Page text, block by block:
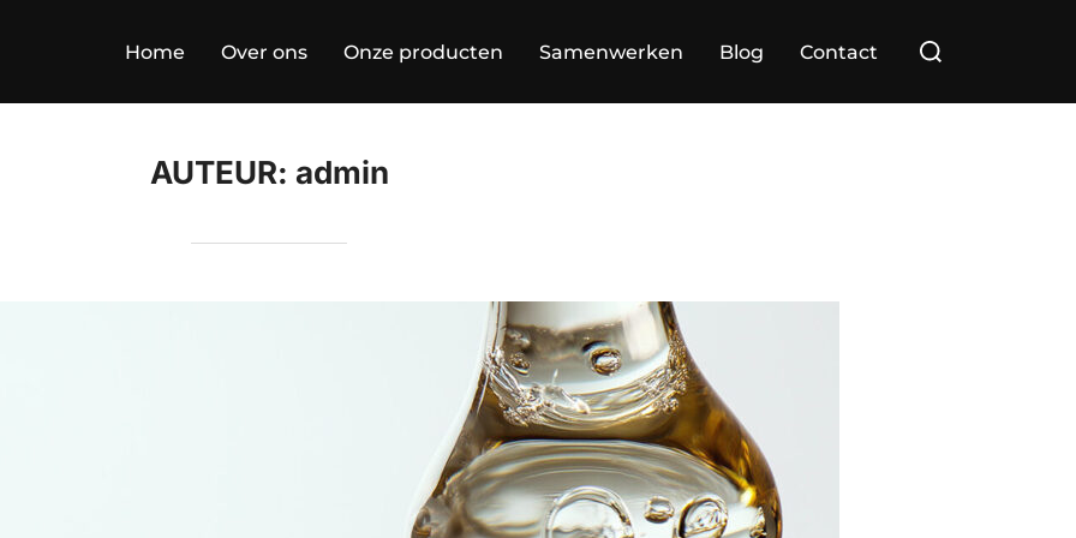
Home Over ons Onze producten Samenwerken Blog Contact
Zoek
AUTEUR: admin